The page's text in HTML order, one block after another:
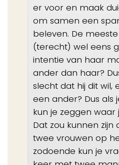
er voor en maak
om samen een
beleven. De
(terecht) wel eens
intentie van haar
ander dan haar?
slecht dat hij dit wil,
een ander? Dus
kun je zeggen
Dat zou kunnen
twee vrouwen op
zodoende kun je